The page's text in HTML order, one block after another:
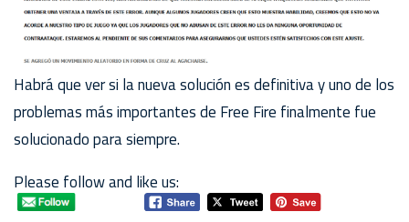
Habrá que ver si la nueva solución es definitiva y uno de los
problemas más importantes de Free Fire finalmente fue
solucionado para siempre.
Please follow and like us: